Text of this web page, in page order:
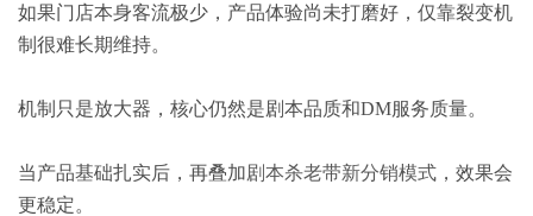
如果门店本身客流极少，产品体验尚未打磨好，仅靠裂变机
制很难长期维持。
机制只是放大器，核心仍然是剧本品质和DM服务质量。
当产品基础扎实后，再叠加剧本杀老带新分销模式 ，效果会
更稳定。